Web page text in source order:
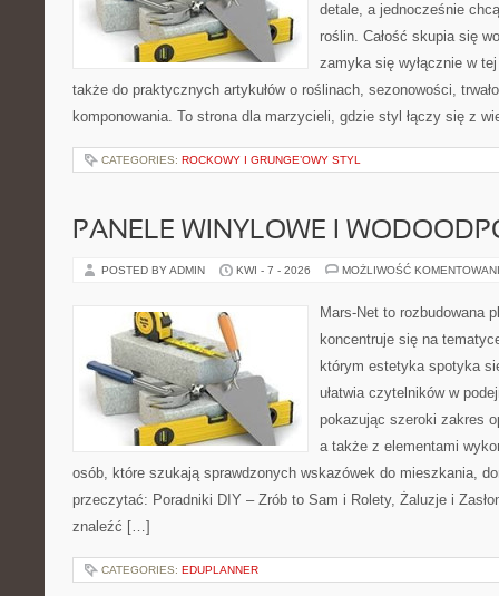
detale, a jednocześnie
roślin. Całość skupia się
zamyka się wyłącznie w
także do praktycznych artykułów o roślinach, sezonowości,
komponowania. To strona dla marzycieli, gdzie styl łączy się z
CATEGORIES: ROCKOWY I GRUNGE’OWY STYL
PANELE WINYLOWE I
POSTED BY ADMIN KWI - 7 - 2026 MOŻLIWOŚĆ
Mars-Net to rozbudowana
koncentruje się na
którym estetyka spotyka
ułatwia czytelników w
pokazując szeroki zakres
a także z elementami
osób, które szukają sprawdzonych wskazówek do mieszkania,
przeczytać: Poradniki DIY – Zrób to Sam i Rolety, Żaluzje i
znaleźć […]
CATEGORIES: EDUPLANNER